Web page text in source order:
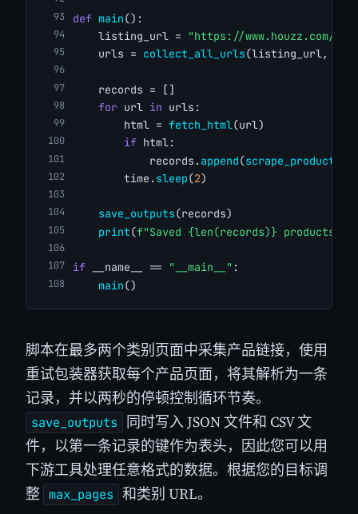
def main():
    listing_url =
"https://www.houzz.com/
    urls =
collect_all_urls(listing_url,
    records = []
for url in urls:
        html =
fetch_html(url)
if html:
            records.
append(scrape_product
        time.
sleep(2)
save_outputs(records)
print(f"Saved {len(records)} products"
if __name__ == "__main__" :
main()
脚本在最多两个类别页面中采集产品链接，使用
重试包装器获取每个产品页面，将其解析为一条
记录，并以两秒的停顿控制循环节奏。
save_outputs
同时写入 JSON 文件和 CSV 文
件，以第一条记录的键作为表头，因此您可以用
下游工具处理任意格式的数据。根据您的目标调
整 max_pages 和类别 URL。